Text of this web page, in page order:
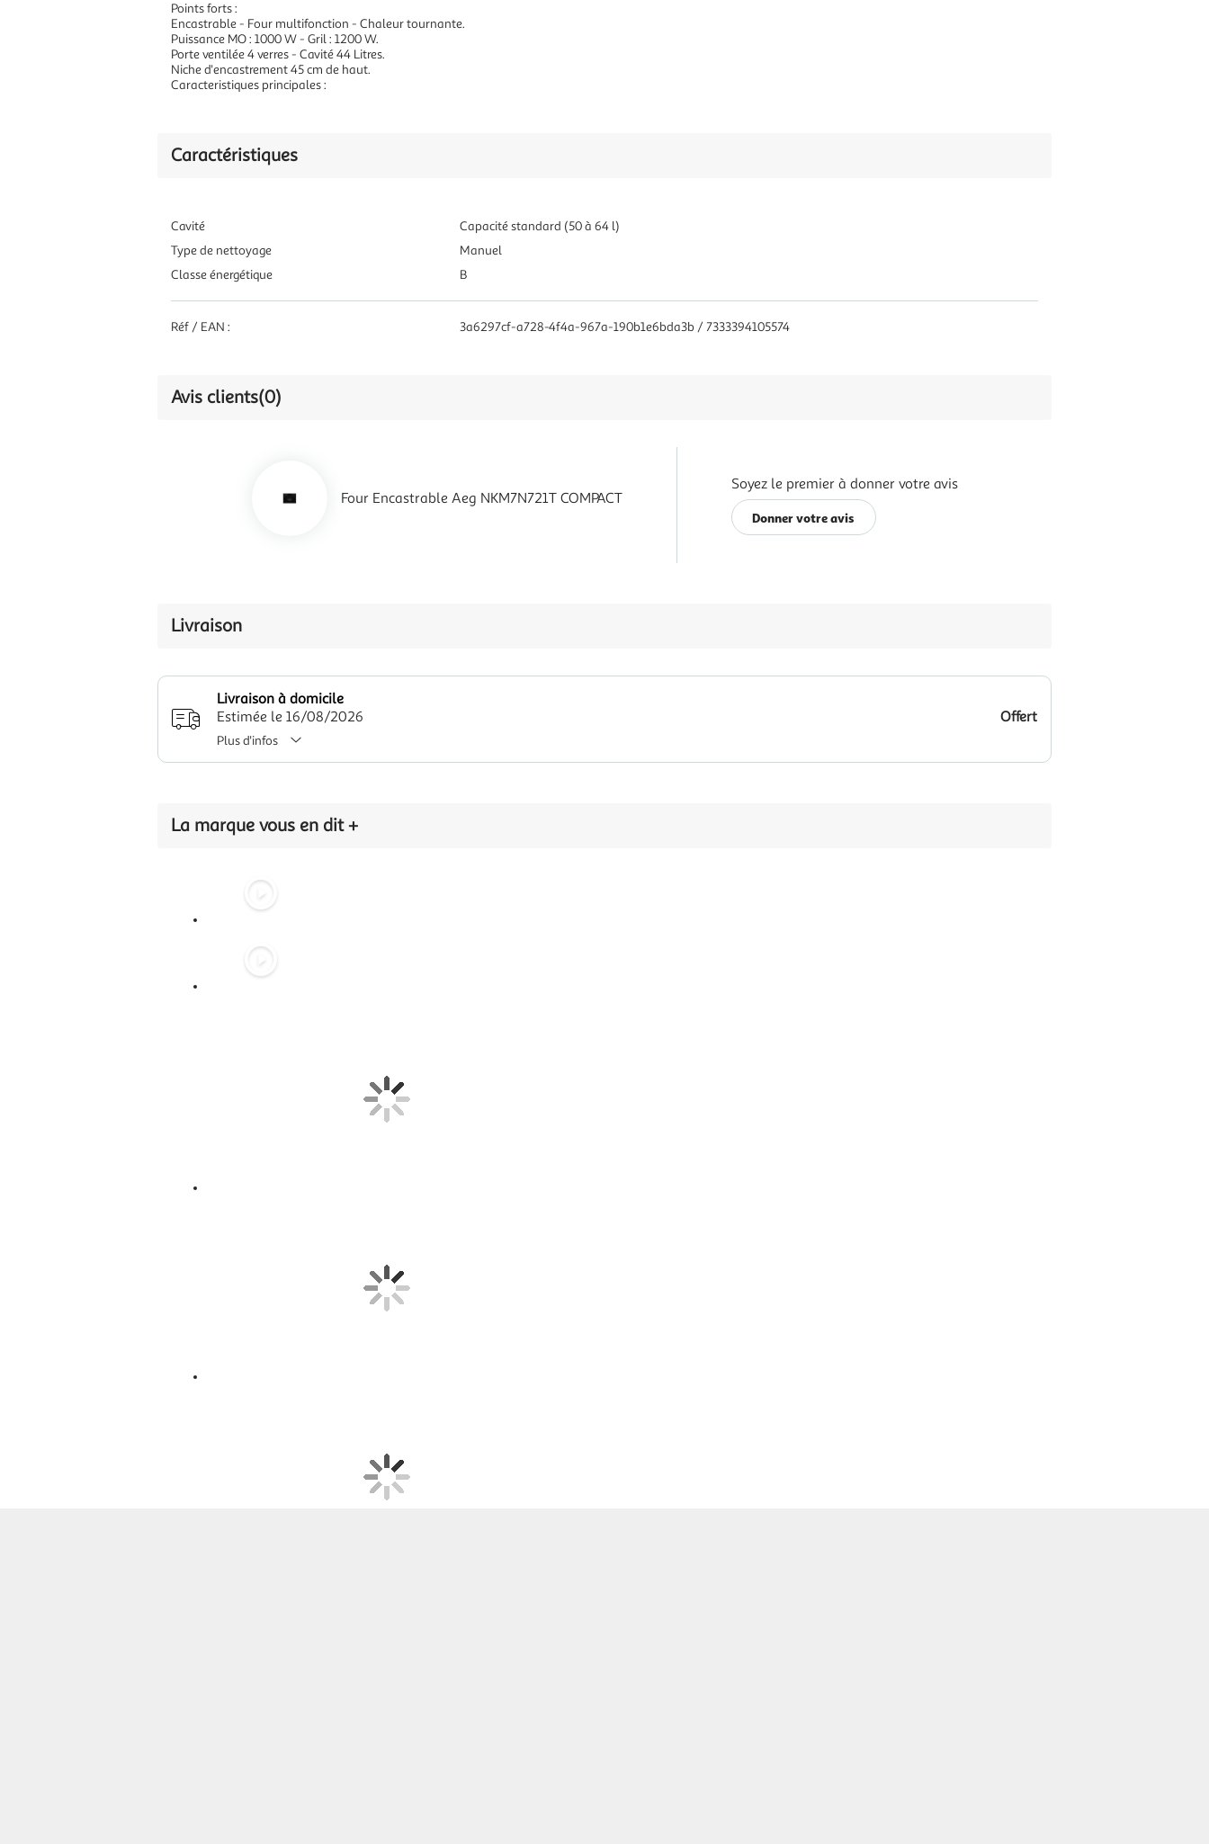
Points forts :
Encastrable - Four multifonction - Chaleur tournante.
Puissance MO : 1000 W - Gril : 1200 W.
Porte ventilée 4 verres - Cavité 44 Litres.
Niche d'encastrement 45 cm de haut.
Caracteristiques principales :
Caractéristiques
Cavité
Capacité standard (50 à 64 l)
Type de nettoyage
Manuel
Classe énergétique
B
Réf / EAN : 3a6297cf-a728-4f4a-967a-190b1e6bda3b / 7333394105574
Avis clients(0)
Four Encastrable Aeg NKM7N721T COMPACT
Soyez le premier à donner votre avis
Donner votre avis
Livraison
Livraison à domicile
Estimée le 16/08/2026
Offert
Plus d'infos
La marque vous en dit +